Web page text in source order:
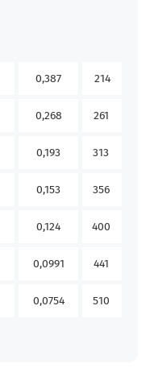
0,387 214
0,268 261
0,193 313
0,153 356
0,124 400
0,0991 441
0,0754 510